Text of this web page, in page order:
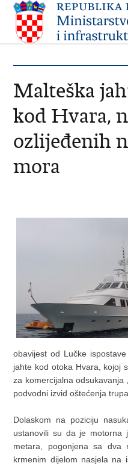
Malteška
kod Hvara,
ozlijeđenih
mora
obavijest od Lučke
jahte kod otoka Hvara, kojoj
za komercijalna odsukavanja
podvodni izvid oštećenja trupa.
Dolaskom na poziciju
ustanovili su da je motorna
metara, pogonjena sa dva
krmenim dijelom nasjela na